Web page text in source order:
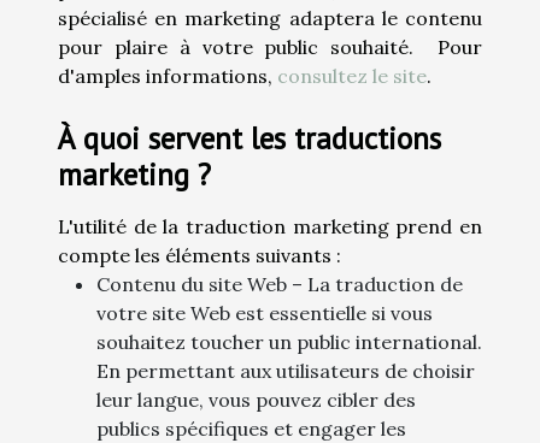
spécialisé en marketing adaptera le contenu
pour plaire à votre public souhaité. Pour
d'amples informations, consultez le site.
À quoi servent les traductions
marketing ?
L'utilité de la traduction marketing prend en
compte les éléments suivants :
Contenu du site Web – La traduction de
votre site Web est essentielle si vous
souhaitez toucher un public international.
En permettant aux utilisateurs de choisir
leur langue, vous pouvez cibler des
publics spécifiques et engager les